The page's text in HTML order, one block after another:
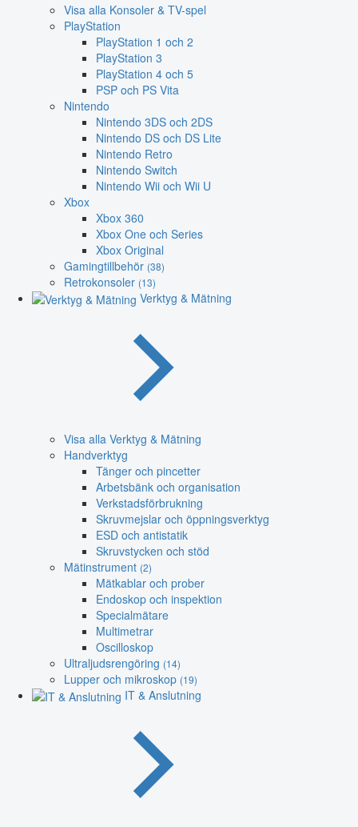
Visa alla Konsoler & TV-spel
PlayStation
PlayStation 1 och 2
PlayStation 3
PlayStation 4 och 5
PSP och PS Vita
Nintendo
Nintendo 3DS och 2DS
Nintendo DS och DS Lite
Nintendo Retro
Nintendo Switch
Nintendo Wii och Wii U
Xbox
Xbox 360
Xbox One och Series
Xbox Original
Gamingtillbehör (38)
Retrokonsoler (13)
Verktyg & Mätning
Visa alla Verktyg & Mätning
Handverktyg
Tänger och pincetter
Arbetsbänk och organisation
Verkstadsförbrukning
Skruvmejslar och öppningsverktyg
ESD och antistatik
Skruvstycken och stöd
Mätinstrument (2)
Mätkablar och prober
Endoskop och inspektion
Specialmätare
Multimetrar
Oscilloskop
Ultraljudsrengöring (14)
Lupper och mikroskop (19)
IT & Anslutning